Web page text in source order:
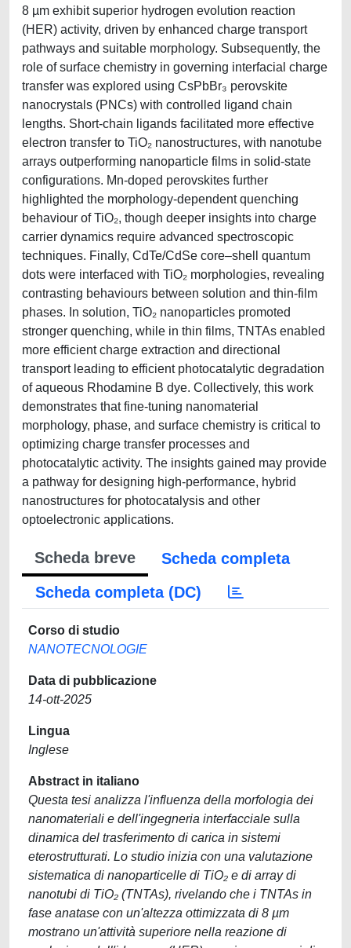
8 µm exhibit superior hydrogen evolution reaction
(HER) activity, driven by enhanced charge transport
pathways and suitable morphology. Subsequently, the
role of surface chemistry in governing interfacial charge
transfer was explored using CsPbBr₃ perovskite
nanocrystals (PNCs) with controlled ligand chain
lengths. Short-chain ligands facilitated more effective
electron transfer to TiO₂ nanostructures, with nanotube
arrays outperforming nanoparticle films in solid-state
configurations. Mn-doped perovskites further
highlighted the morphology-dependent quenching
behaviour of TiO₂, though deeper insights into charge
carrier dynamics require advanced spectroscopic
techniques. Finally, CdTe/CdSe core–shell quantum
dots were interfaced with TiO₂ morphologies, revealing
contrasting behaviours between solution and thin-film
phases. In solution, TiO₂ nanoparticles promoted
stronger quenching, while in thin films, TNTAs enabled
more efficient charge extraction and directional
transport leading to efficient photocatalytic degradation
of aqueous Rhodamine B dye. Collectively, this work
demonstrates that fine-tuning nanomaterial
morphology, phase, and surface chemistry is critical to
optimizing charge transfer processes and
photocatalytic activity. The insights gained may provide
a pathway for designing high-performance, hybrid
nanostructures for photocatalysis and other
optoelectronic applications.
Scheda breve
Scheda completa
Scheda completa (DC)
Corso di studio
NANOTECNOLOGIE
Data di pubblicazione
14-ott-2025
Lingua
Inglese
Abstract in italiano
Questa tesi analizza l'influenza della morfologia dei
nanomateriali e dell'ingegneria interfacciale sulla
dinamica del trasferimento di carica in sistemi
eterostrutturati. Lo studio inizia con una valutazione
sistematica di nanoparticelle di TiO₂ e di array di
nanotubi di TiO₂ (TNTAs), rivelando che i TNTAs in
fase anatase con un'altezza ottimizzata di 8 µm
mostrano un'attività superiore nella reazione di